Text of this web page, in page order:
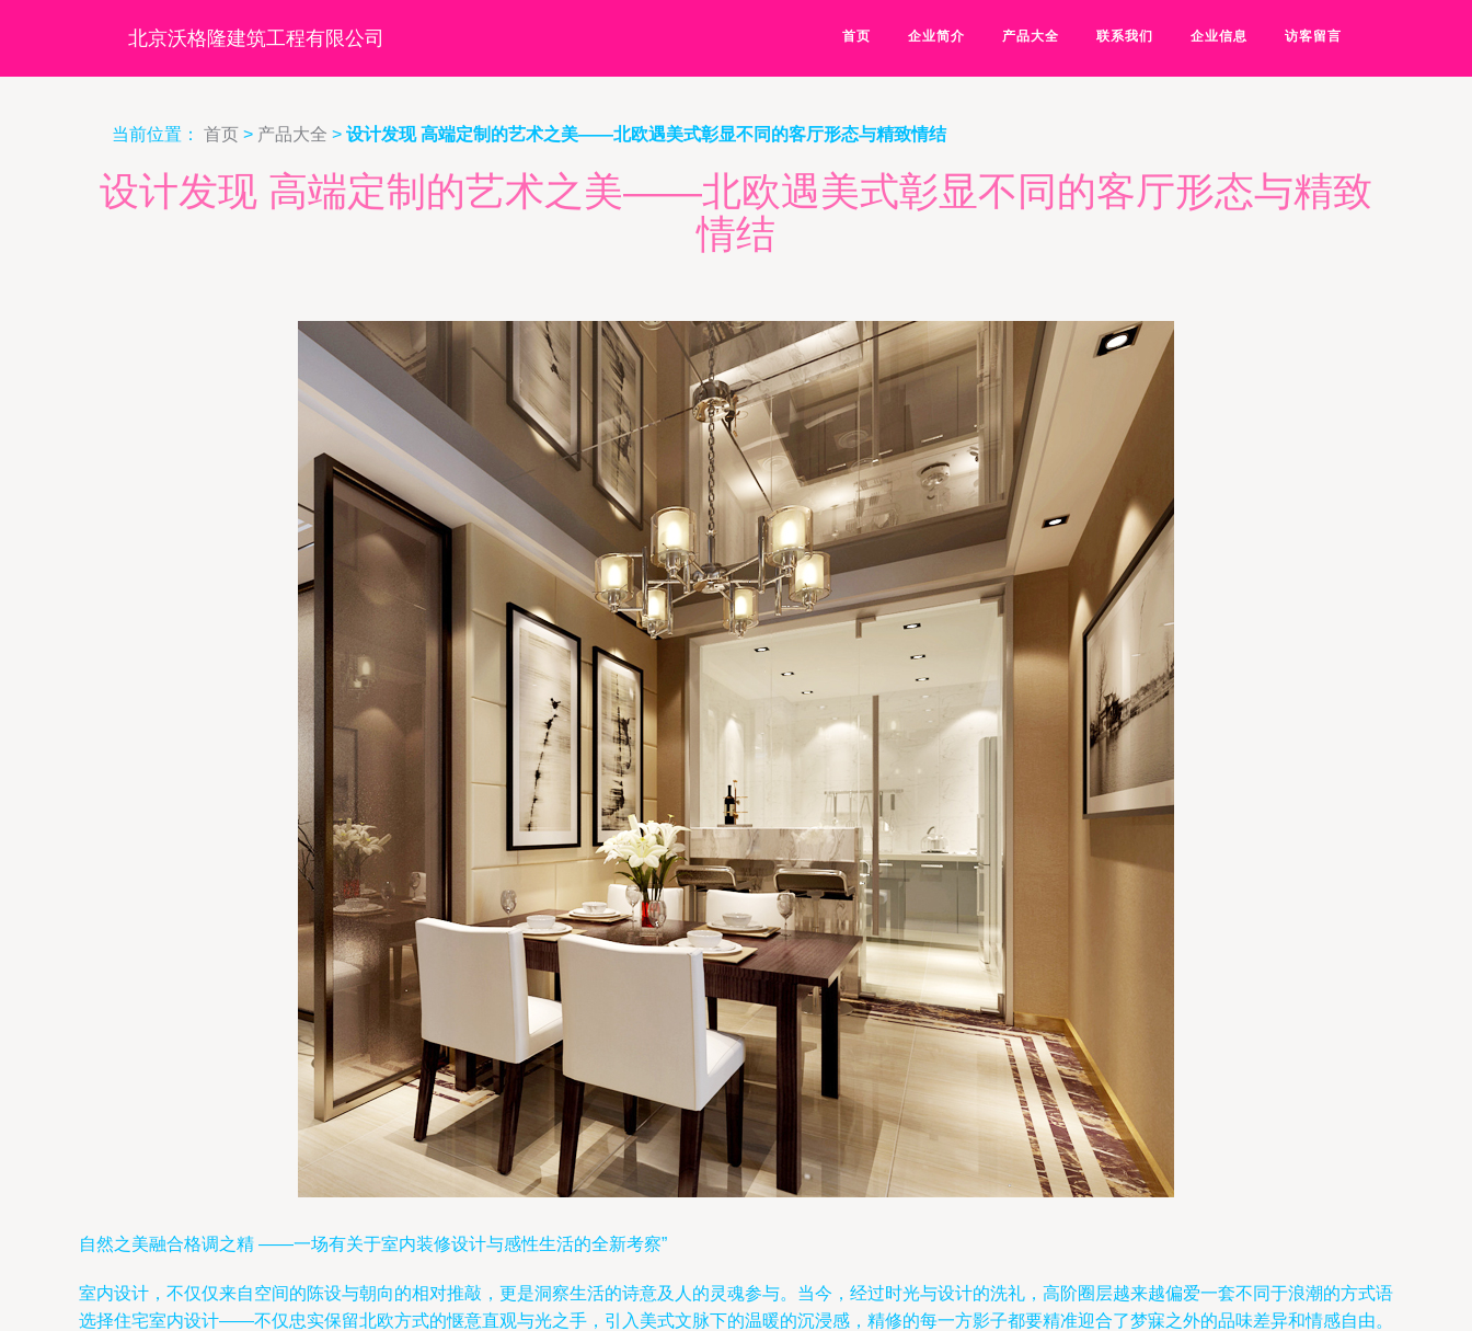
北京沃格隆建筑工程有限公司 首页 企业简介 产品大全 联系我们 企业信息 访客留言
当前位置： 首页 > 产品大全 > 设计发现 高端定制的艺术之美——北欧遇美式彰显不同的客厅形态与精致情结
设计发现 高端定制的艺术之美——北欧遇美式彰显不同的客厅形态与精致
情结
自然之美融合格调之精 ——一场有关于室内装修设计与感性生活的全新考察”
室内设计，不仅仅来自空间的陈设与朝向的相对推敲，更是洞察生活的诗意及人的灵魂参与。当今，经过时光与设计的洗礼，高阶圈层越来越偏爱一套不同于浪潮的方式语
选择住宅室内设计——不仅忠实保留北欧方式的惬意直观与光之手，引入美式文脉下的温暖的沉浸感，精修的每一方影子都要精准迎合了梦寐之外的品味差异和情感自由。